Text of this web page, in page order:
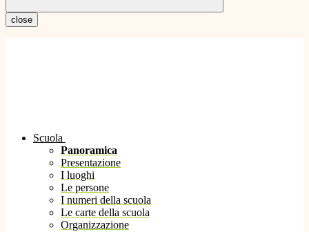
close
Scuola
Panoramica
Presentazione
I luoghi
Le persone
I numeri della scuola
Le carte della scuola
Organizzazione